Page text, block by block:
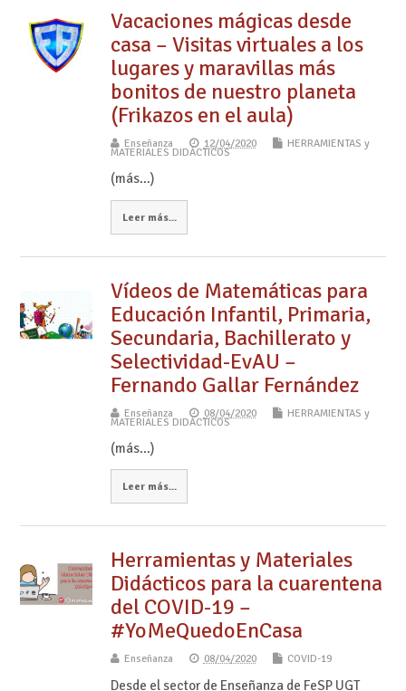
Vacaciones mágicas desde
casa – Visitas virtuales a los
lugares y maravillas más
bonitos de nuestro planeta
(Frikazos en el aula)
Enseñanza 12/04/2020 HERRAMIENTAS y
MATERIALES DIDÁCTICOS
(más…)
Leer más...
Vídeos de Matemáticas para
Educación Infantil, Primaria,
Secundaria, Bachillerato y
Selectividad-EvAU –
Fernando Gallar Fernández
Enseñanza 08/04/2020 HERRAMIENTAS y
MATERIALES DIDÁCTICOS
(más…)
Leer más...
Herramientas y Materiales
Didácticos para la cuarentena
del COVID-19 –
#YoMeQuedoEnCasa
Enseñanza 08/04/2020 COVID-19
Desde el sector de Enseñanza de FeSP UGT